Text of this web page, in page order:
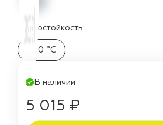
Термостойкость:
300 °C
В наличии
5 015 ₽